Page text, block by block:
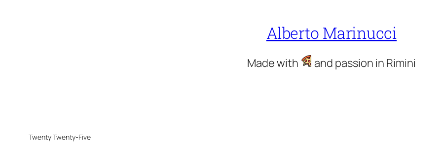
Alberto Marinucci
Made with and passion in Rimini
Twenty Twenty-Five